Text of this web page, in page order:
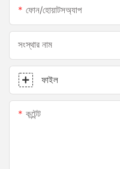
ফোন/হোয়াটসঅ্যাপ
সংস্থার নাম
ফাইল
কন্টেন্ট